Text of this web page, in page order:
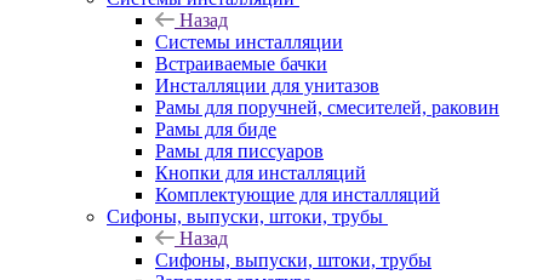
Назад
Системы инсталляции
Встраиваемые бачки
Инсталляции для унитазов
Рамы для поручней, смесителей, раковин
Рамы для биде
Рамы для писсуаров
Кнопки для инсталляций
Комплектующие для инсталляций
Сифоны, выпуски, штоки, трубы
Назад
Сифоны, выпуски, штоки, трубы